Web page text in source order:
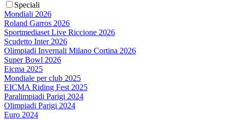
Speciali
Mondiali 2026
Roland Garros 2026
Sportmediaset Live Riccione 2026
Scudetto Inter 2026
Olimpiadi Invernali Milano Cortina 2026
Super Bowl 2026
Eicma 2025
Mondiale per club 2025
EICMA Riding Fest 2025
Paralimpiadi Parigi 2024
Olimpiadi Parigi 2024
Euro 2024